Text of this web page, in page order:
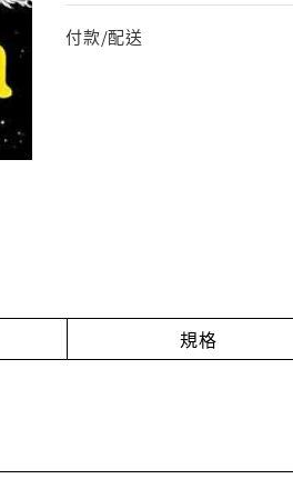
付款/配送
規格